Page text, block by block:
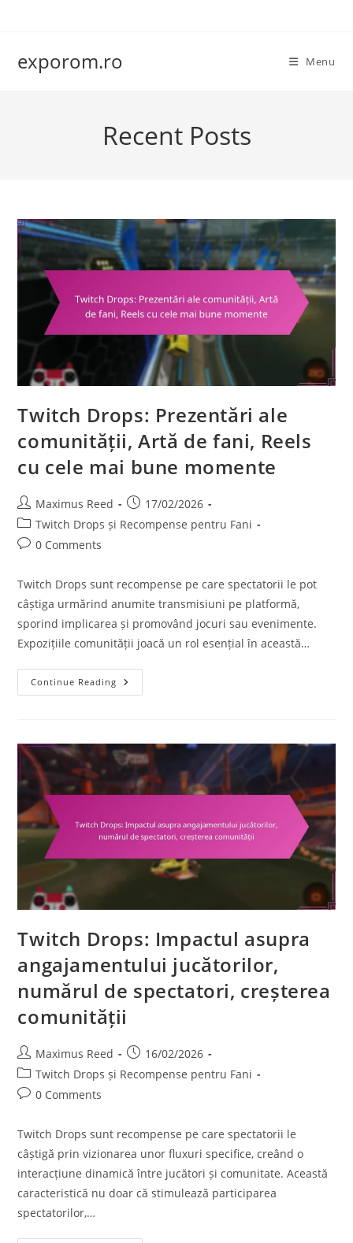
exporom.ro Menu
Recent Posts
Twitch Drops: Prezentări ale
comunității, Artă de fani, Reels
cu cele mai bune momente
Post
author:
Maximus Reed
Post
published:
17/02/2026
Post
category:
Twitch Drops și Recompense pentru Fani
Post0 Comments
Twitch Drops sunt recompense pe care spectatorii le pot
câștiga urmărind anumite transmisiuni pe platformă,
sporind implicarea și promovând jocuri sau evenimente.
Expozițiile comunității joacă un rol esențial în această…
Continue Reading Twitch
Drops:
De
Fani,
Reels
Cu
Cele
Momente
Twitch Drops: Impactul asupra
angajamentului jucătorilor,
numărul de spectatori, creșterea
comunității
Post
author:
Maximus Reed
Post
published:
16/02/2026
Post
category:
Twitch Drops și Recompense pentru Fani
Post0 Comments
Twitch Drops sunt recompense pe care spectatorii le
câștigă prin vizionarea unor fluxuri specifice, creând o
interacțiune dinamică între jucători și comunitate. Această
caracteristică nu doar că stimulează participarea
spectatorilor,…